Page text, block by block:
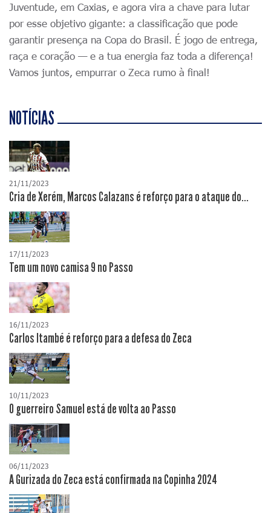
Juventude, em Caxias, e agora vira a chave para lutar
por esse objetivo gigante: a classificação que pode
garantir presença na Copa do Brasil. É jogo de entrega,
raça e coração — e a tua energia faz toda a diferença!
Vamos juntos, empurrar o Zeca rumo à final!
NOTÍCIAS
21/11/2023
Cria de Xerém, Marcos Calazans é reforço para o ataque do...
17/11/2023
Tem um novo camisa 9 no Passo
16/11/2023
Carlos Itambé é reforço para a defesa do Zeca
10/11/2023
O guerreiro Samuel está de volta ao Passo
06/11/2023
A Gurizada do Zeca está confirmada na Copinha 2024